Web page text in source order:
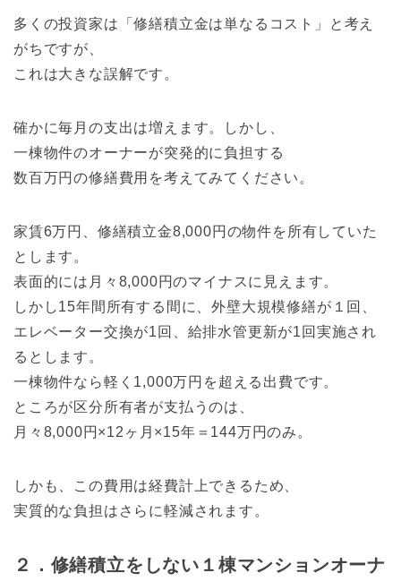
多くの投資家は「修繕積立金は単なるコスト」と考え
がちですが、
これは大きな誤解です。
確かに毎月の支出は増えます。しかし、
一棟物件のオーナーが突発的に負担する
数百万円の修繕費用を考えてみてください。
家賃6万円、修繕積立金8,000円の物件を所有していた
とします。
表面的には月々8,000円のマイナスに見えます。
しかし15年間所有する間に、外壁大規模修繕が１回、
エレベーター交換が1回、給排水管更新が1回実施され
るとします。
一棟物件なら軽く1,000万円を超える出費です。
ところが区分所有者が支払うのは、
月々8,000円×12ヶ月×15年＝144万円のみ。
しかも、この費用は経費計上できるため、
実質的な負担はさらに軽減されます。
２．修繕積立をしない１棟マンションオーナ